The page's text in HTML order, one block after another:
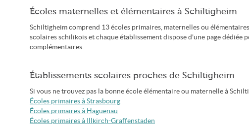
Écoles maternelles et élémentaires à Schiltigheim
Schiltigheim comprend 13 écoles primaires, maternelles ou
scolaires schilikois et chaque établissement dispose d'une page dédiée
complémentaires.
Établissements scolaires proches de Schiltigheim
Si vous ne trouvez pas la bonne école élémentaire ou maternelle à
Écoles primaires à Strasbourg
Écoles primaires à Haguenau
Écoles primaires à Illkirch-Graffenstaden